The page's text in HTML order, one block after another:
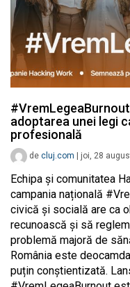
adoptarea unei legi
profesională
de cluj.com joi, 28
Echipa și comunitatea
campania națională
civică și socială are ca
recunoască și să
problemă majoră de
România este
puțin conștientizată.